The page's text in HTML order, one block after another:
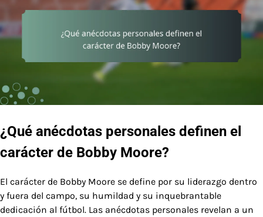
¿Qué anécdotas personales definen el
carácter de Bobby Moore?
El carácter de Bobby Moore se define por su liderazgo dentro
y fuera del campo, su humildad y su inquebrantable
dedicación al fútbol. Las anécdotas personales revelan a un